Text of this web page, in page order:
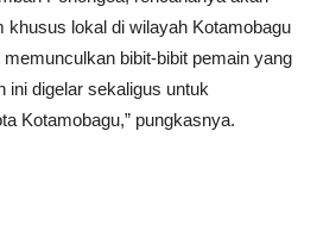
khusus lokal di wilayah Kotamobagu
bibit-bibit pemain yang
ini digelar sekaligus untuk
Kotamobagu,” pungkasnya.